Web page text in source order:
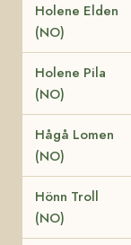
Holene Elden
(NO)
Holene Pila
(NO)
Hågå Lomen
(NO)
Hönn Troll
(NO)